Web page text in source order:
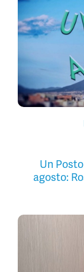
Un
agosto: